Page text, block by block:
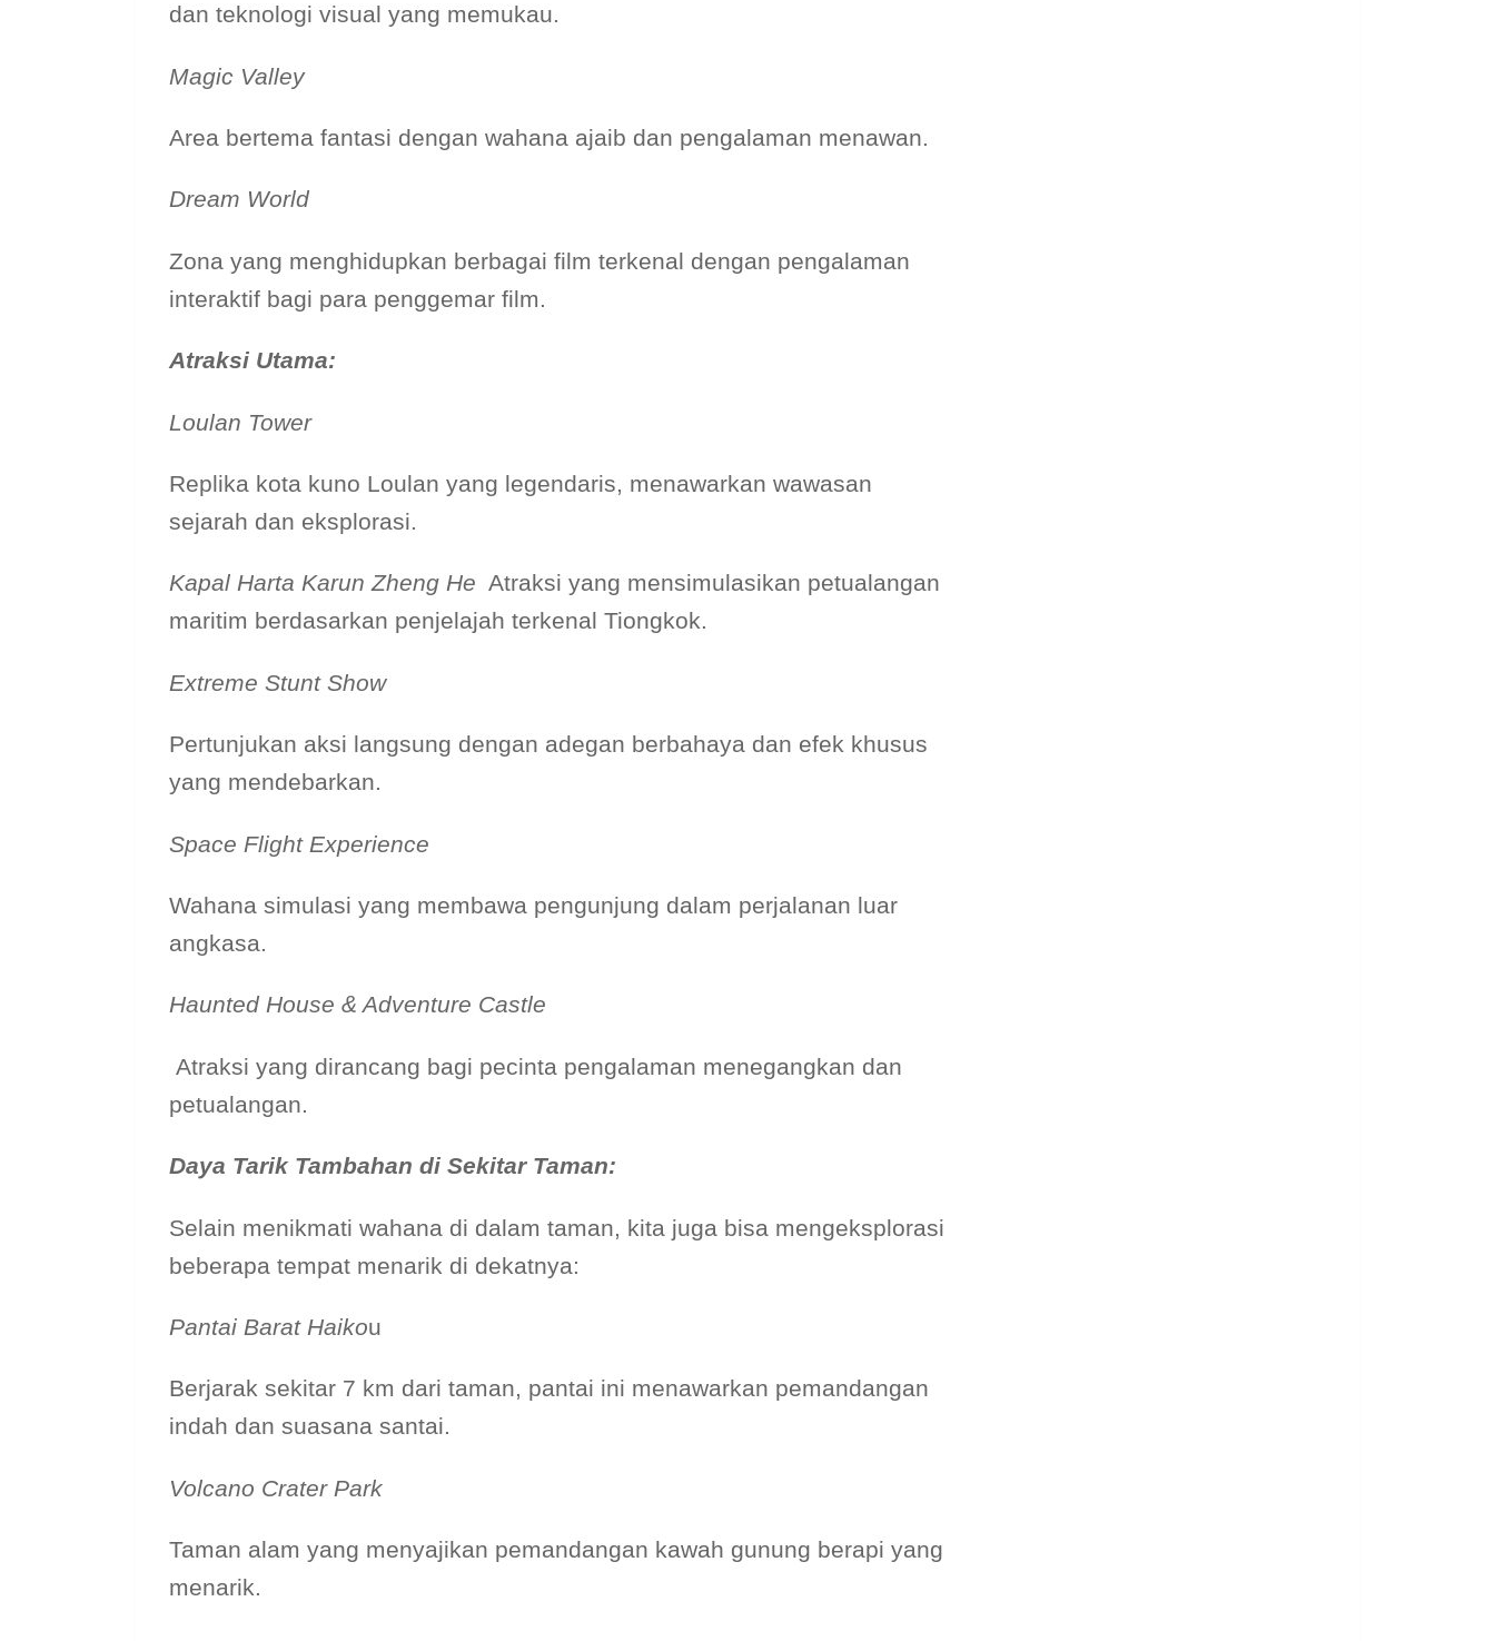
dan teknologi visual yang memukau.
Magic Valley
Area bertema fantasi dengan wahana ajaib dan pengalaman menawan.
Dream World
Zona yang menghidupkan berbagai film terkenal dengan pengalaman
interaktif bagi para penggemar film.
Atraksi Utama:
Loulan Tower
Replika kota kuno Loulan yang legendaris, menawarkan wawasan
sejarah dan eksplorasi.
Kapal Harta Karun Zheng He Atraksi yang mensimulasikan petualangan
maritim berdasarkan penjelajah terkenal Tiongkok.
Extreme Stunt Show
Pertunjukan aksi langsung dengan adegan berbahaya dan efek khusus
yang mendebarkan.
Space Flight Experience
Wahana simulasi yang membawa pengunjung dalam perjalanan luar
angkasa.
Haunted House & Adventure Castle
Atraksi yang dirancang bagi pecinta pengalaman menegangkan dan
petualangan.
Daya Tarik Tambahan di Sekitar Taman:
Selain menikmati wahana di dalam taman, kita juga bisa mengeksplorasi
beberapa tempat menarik di dekatnya:
Pantai Barat Haikou
Berjarak sekitar 7 km dari taman, pantai ini menawarkan pemandangan
indah dan suasana santai.
Volcano Crater Park
Taman alam yang menyajikan pemandangan kawah gunung berapi yang
menarik.